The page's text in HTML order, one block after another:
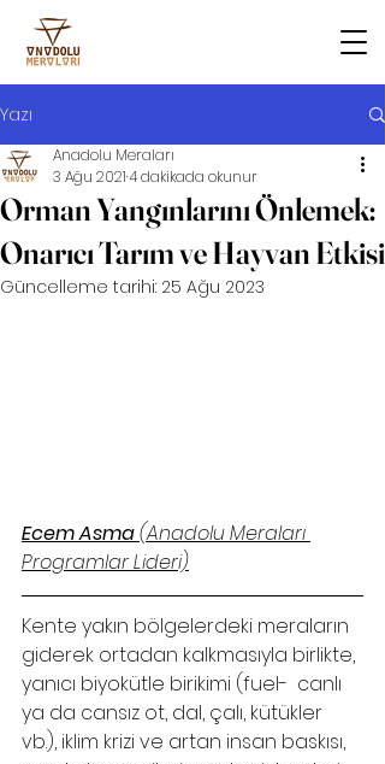
Yazı
Orman Yangınlarını Önlemek:
Onarıcı Tarım ve Hayvan Etkisi
Anadolu Meraları
3 Ağu 20214 dakikada okunur
Güncelleme tarihi: 25 Ağu 2023
Ecem Asma (Anadolu Meraları
Programlar Lideri)
Kente yakın bölgelerdeki meraların
giderek ortadan kalkmasıyla birlikte,
yanıcı biyokütle birikimi (fuel-  canlı
ya da cansız ot, dal, çalı, kütükler
vb.), iklim krizi ve artan insan baskısı,